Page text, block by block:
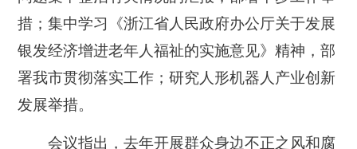
措；集中学习《浙江省人民政府办公厅关于发展
银发经济增进老年人福祉的实施意见》精神，部
署我市贯彻落实工作；研究人形机器人产业创新
发展举措。
会议指出，去年开展群众身边不正之风和腐